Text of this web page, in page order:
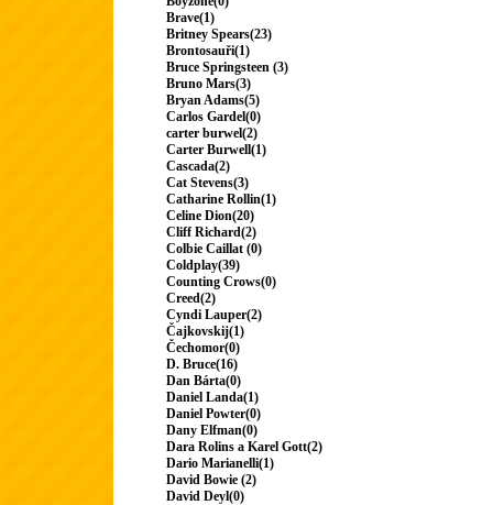
Brave(1)
Britney Spears(23)
Brontosauři(1)
Bruce Springsteen (3)
Bruno Mars(3)
Bryan Adams(5)
Carlos Gardel(0)
carter burwel(2)
Carter Burwell(1)
Cascada(2)
Cat Stevens(3)
Catharine Rollin(1)
Celine Dion(20)
Cliff Richard(2)
Colbie Caillat (0)
Coldplay(39)
Counting Crows(0)
Creed(2)
Cyndi Lauper(2)
Čajkovskij(1)
Čechomor(0)
D. Bruce(16)
Dan Bárta(0)
Daniel Landa(1)
Daniel Powter(0)
Dany Elfman(0)
Dara Rolins a Karel Gott(2)
Dario Marianelli(1)
David Bowie (2)
David Deyl(0)